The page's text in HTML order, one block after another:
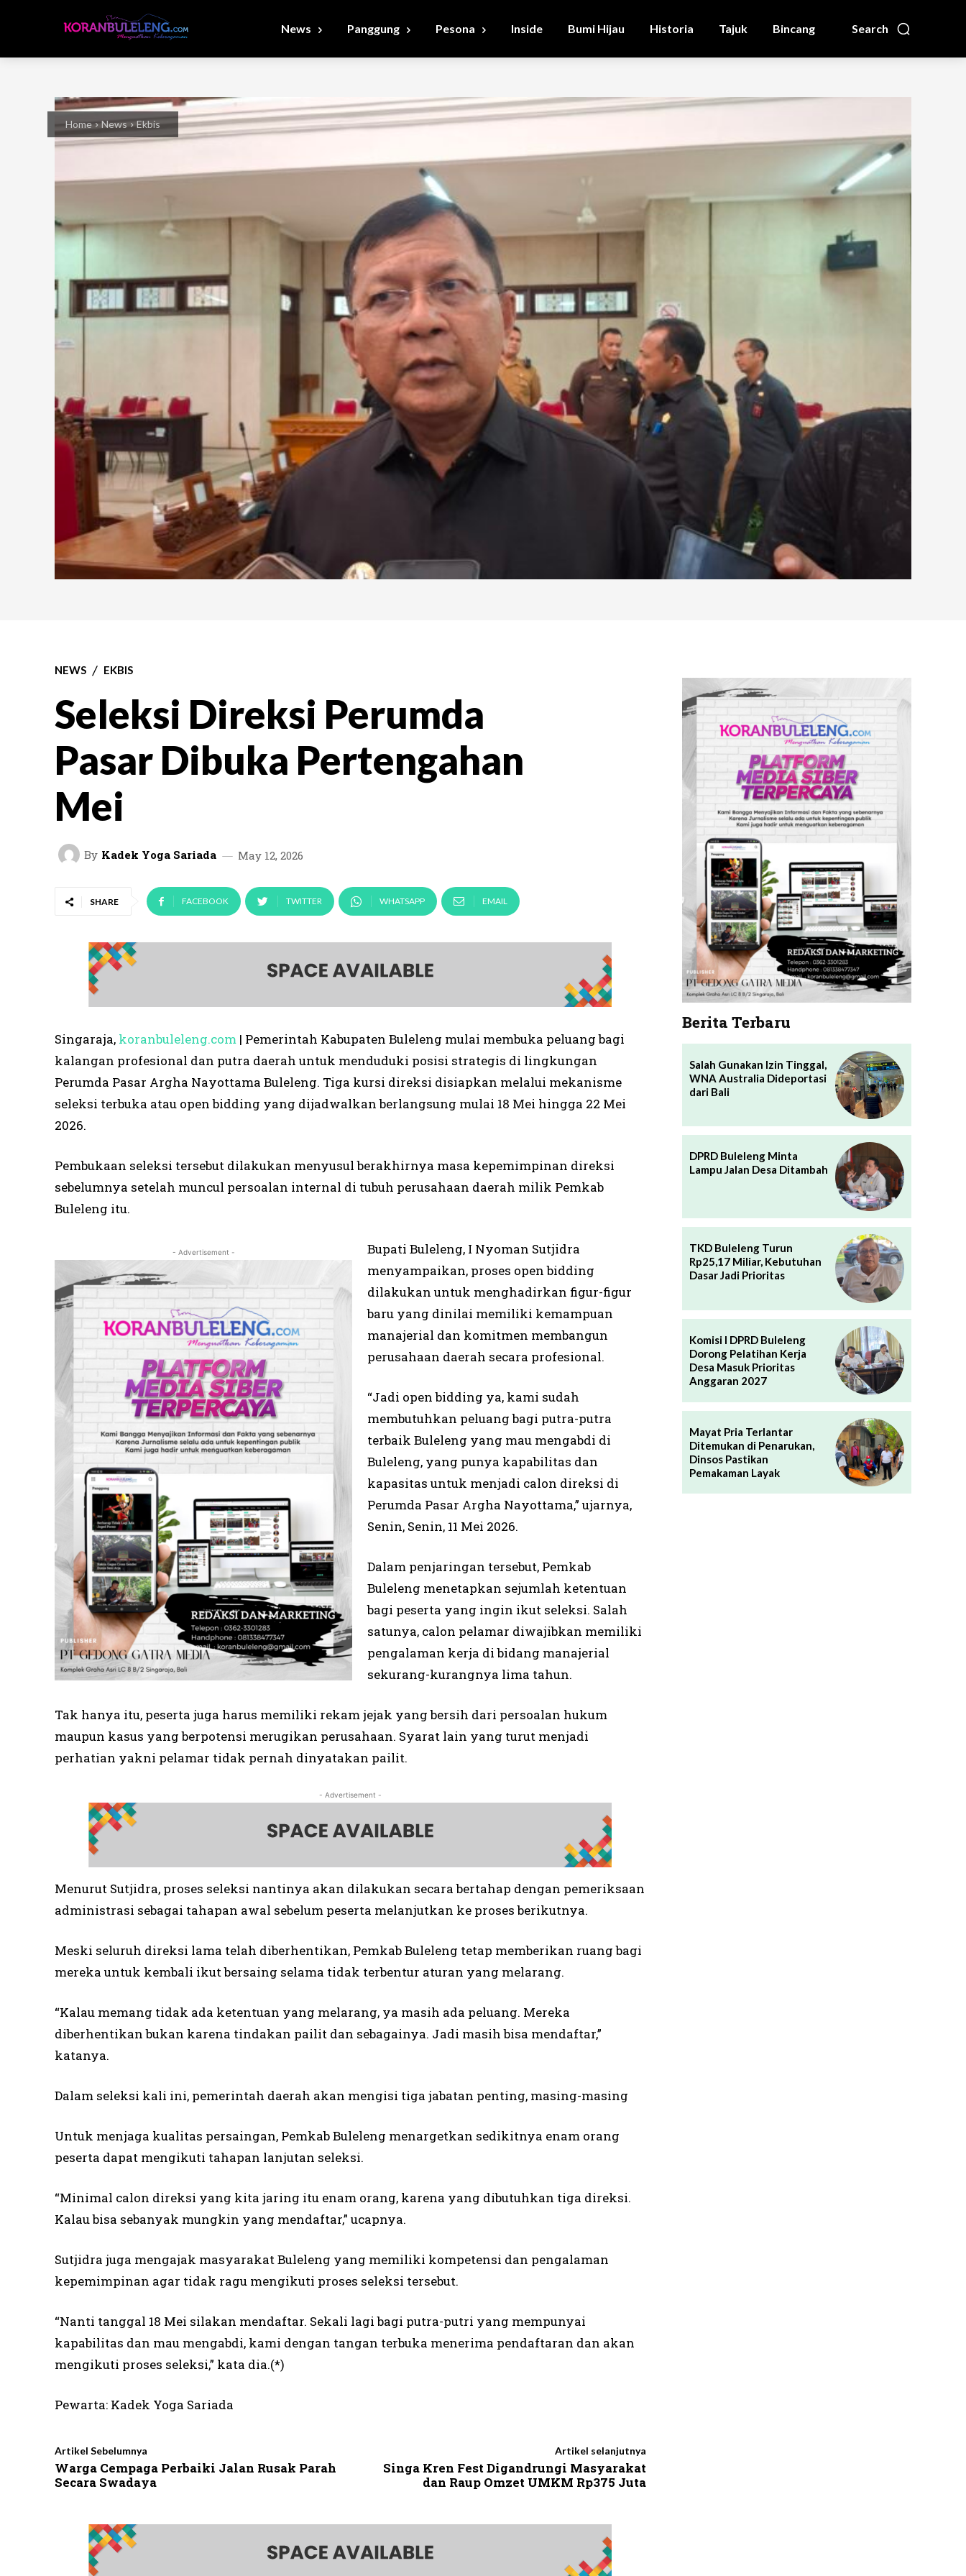
Search
News Panggung Pesona Inside Bumi Hijau Historia Tajuk Bincang
Home News Ekbis
NEWS EKBIS
Seleksi Direksi Perumda
Pasar Dibuka Pertengahan
Mei
By Kadek Yoga Sariada May 12, 2026
SHARE FACEBOOK TWITTER WHATSAPP EMAIL
Singaraja, koranbuleleng.com | Pemerintah Kabupaten Buleleng mulai membuka peluang bagi
kalangan profesional dan putra daerah untuk menduduki posisi strategis di lingkungan
Perumda Pasar Argha Nayottama Buleleng. Tiga kursi direksi disiapkan melalui mekanisme
seleksi terbuka atau open bidding yang dijadwalkan berlangsung mulai 18 Mei hingga 22 Mei
2026.
Pembukaan seleksi tersebut dilakukan menyusul berakhirnya masa kepemimpinan direksi
sebelumnya setelah muncul persoalan internal di tubuh perusahaan daerah milik Pemkab
Buleleng itu.
- Advertisement -
Bupati Buleleng, I Nyoman Sutjidra
menyampaikan, proses open bidding
dilakukan untuk menghadirkan figur-figur
baru yang dinilai memiliki kemampuan
manajerial dan komitmen membangun
perusahaan daerah secara profesional.
“Jadi open bidding ya, kami sudah
membutuhkan peluang bagi putra-putra
terbaik Buleleng yang mau mengabdi di
Buleleng, yang punya kapabilitas dan
kapasitas untuk menjadi calon direksi di
Perumda Pasar Argha Nayottama,” ujarnya,
Senin, Senin, 11 Mei 2026.
Dalam penjaringan tersebut, Pemkab
Buleleng menetapkan sejumlah ketentuan
bagi peserta yang ingin ikut seleksi. Salah
satunya, calon pelamar diwajibkan memiliki
pengalaman kerja di bidang manajerial
sekurang-kurangnya lima tahun.
Tak hanya itu, peserta juga harus memiliki rekam jejak yang bersih dari persoalan hukum
maupun kasus yang berpotensi merugikan perusahaan. Syarat lain yang turut menjadi
perhatian yakni pelamar tidak pernah dinyatakan pailit.
- Advertisement -
Menurut Sutjidra, proses seleksi nantinya akan dilakukan secara bertahap dengan pemeriksaan
administrasi sebagai tahapan awal sebelum peserta melanjutkan ke proses berikutnya.
Meski seluruh direksi lama telah diberhentikan, Pemkab Buleleng tetap memberikan ruang bagi
mereka untuk kembali ikut bersaing selama tidak terbentur aturan yang melarang.
“Kalau memang tidak ada ketentuan yang melarang, ya masih ada peluang. Mereka
diberhentikan bukan karena tindakan pailit dan sebagainya. Jadi masih bisa mendaftar,”
katanya.
Dalam seleksi kali ini, pemerintah daerah akan mengisi tiga jabatan penting, masing-masing
Untuk menjaga kualitas persaingan, Pemkab Buleleng menargetkan sedikitnya enam orang
peserta dapat mengikuti tahapan lanjutan seleksi.
“Minimal calon direksi yang kita jaring itu enam orang, karena yang dibutuhkan tiga direksi.
Kalau bisa sebanyak mungkin yang mendaftar,” ucapnya.
Sutjidra juga mengajak masyarakat Buleleng yang memiliki kompetensi dan pengalaman
kepemimpinan agar tidak ragu mengikuti proses seleksi tersebut.
“Nanti tanggal 18 Mei silakan mendaftar. Sekali lagi bagi putra-putri yang mempunyai
kapabilitas dan mau mengabdi, kami dengan tangan terbuka menerima pendaftaran dan akan
mengikuti proses seleksi,” kata dia.(*)
Pewarta: Kadek Yoga Sariada
Artikel Sebelumnya
Warga Cempaga Perbaiki Jalan Rusak Parah
Secara Swadaya
Artikel selanjutnya
Singa Kren Fest Digandrungi Masyarakat
dan Raup Omzet UMKM Rp375 Juta
Berita Terbaru
Salah Gunakan Izin Tinggal,
WNA Australia Dideportasi
dari Bali
DPRD Buleleng Minta
Lampu Jalan Desa Ditambah
TKD Buleleng Turun
Rp25,17 Miliar, Kebutuhan
Dasar Jadi Prioritas
Komisi I DPRD Buleleng
Dorong Pelatihan Kerja
Desa Masuk Prioritas
Anggaran 2027
Mayat Pria Terlantar
Ditemukan di Penarukan,
Dinsos Pastikan
Pemakaman Layak